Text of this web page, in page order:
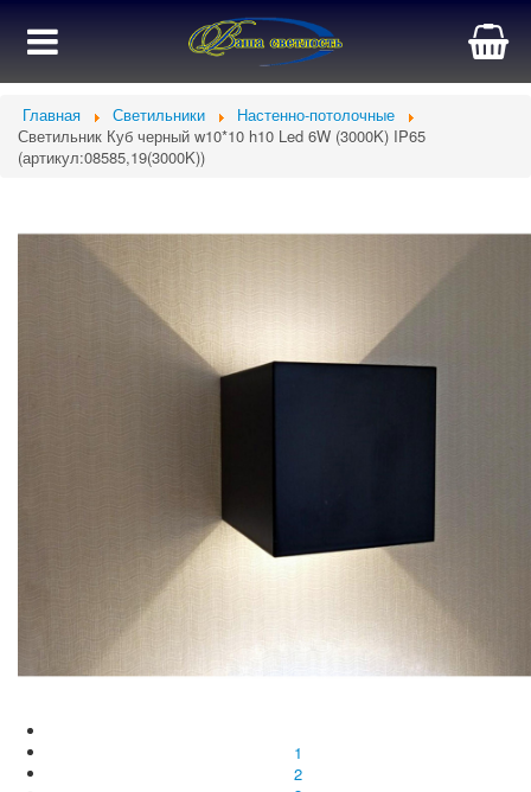
Главная Светильники
Настенно-потолочные
Светильник Куб черный w10*10 h10 Led 6W (3000K) IP65
(артикул:08585,19(3000K))
1
2